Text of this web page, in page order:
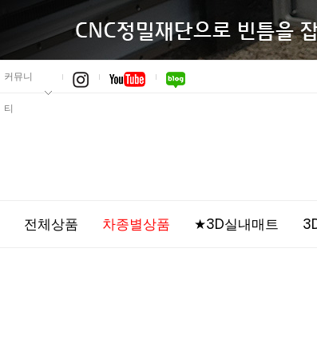
커뮤니
티
전체상품 차종별상품 ★3D실내매트